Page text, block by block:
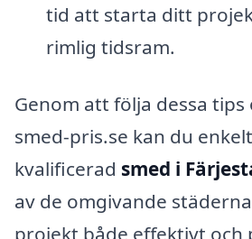
tid att starta ditt
rimlig tidsram.
Genom att följa dessa tips
smed-pris.se kan du
kvalificerad smed i
av de omgivande